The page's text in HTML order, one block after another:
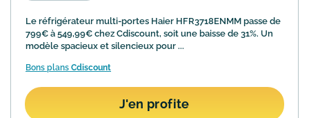
Le réfrigérateur multi-portes Haier HFR3718ENMM passe de
799€ à 549,99€ chez Cdiscount, soit une baisse de 31%. Un
modèle spacieux et silencieux pour ...
Bons plans Cdiscount
J'en profite